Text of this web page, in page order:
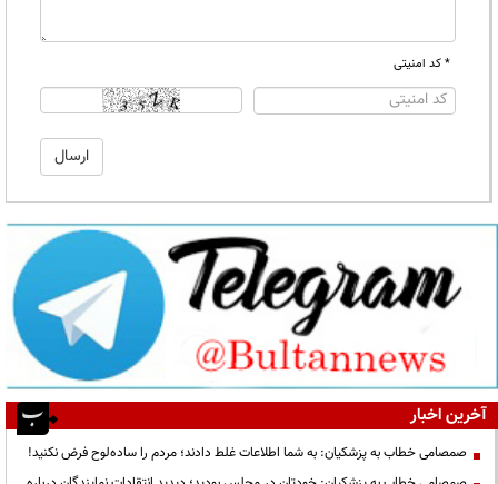
* کد امنیتی
آخرین اخبار
صمصامی خطاب به پزشکیان: به شما اطلاعات غلط دادند؛ مردم را ساده‌لوح فرض نکنید!